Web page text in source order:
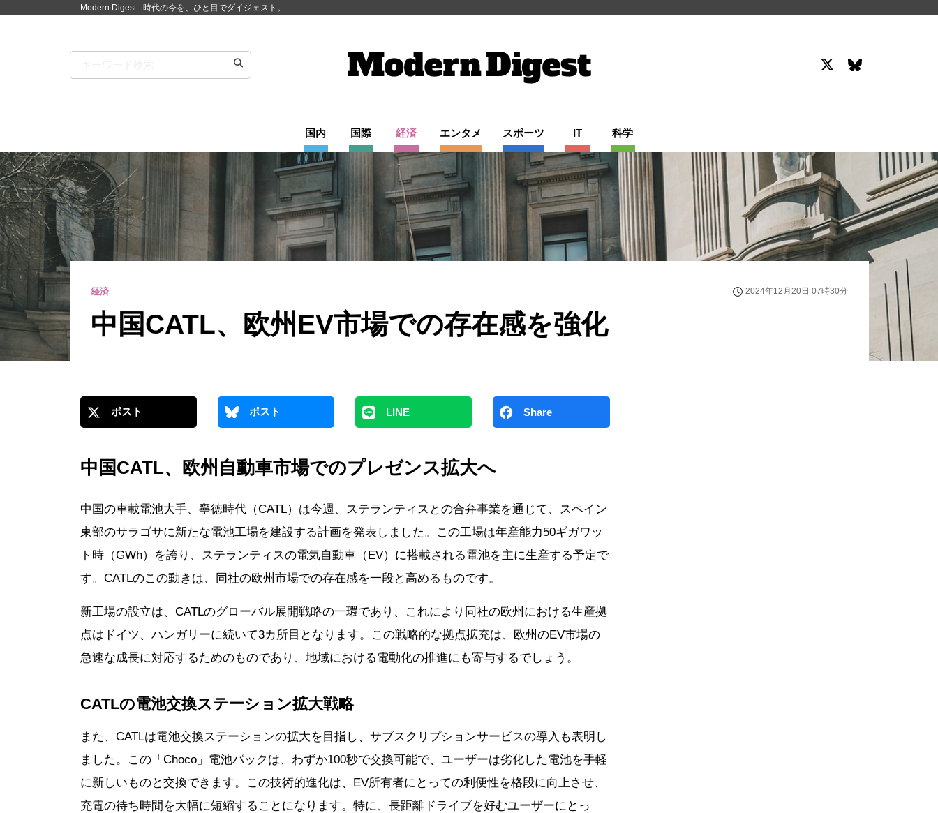
Modern Digest - 時代の今を、ひと目でダイジェスト。
国内 国際 経済 エンタメ スポーツ IT 科学
経済 2024年12月20日 07時30分
中国CATL、欧州EV市場での存在感を強化
ポスト ポスト LINE Share
中国CATL、欧州自動車市場でのプレゼンス拡大へ
中国の車載電池大手、寧徳時代（CATL）は今週、ステランティスとの合弁事業を通じて、スペイン
東部のサラゴサに新たな電池工場を建設する計画を発表しました。この工場は年産能力50ギガワッ
ト時（GWh）を誇り、ステランティスの電気自動車（EV）に搭載される電池を主に生産する予定で
す。CATLのこの動きは、同社の欧州市場での存在感を一段と高めるものです。
新工場の設立は、CATLのグローバル展開戦略の一環であり、これにより同社の欧州における生産拠
点はドイツ、ハンガリーに続いて3カ所目となります。この戦略的な拠点拡充は、欧州のEV市場の
急速な成長に対応するためのものであり、地域における電動化の推進にも寄与するでしょう。
CATLの電池交換ステーション拡大戦略
また、CATLは電池交換ステーションの拡大を目指し、サブスクリプションサービスの導入も表明し
ました。この「Choco」電池パックは、わずか100秒で交換可能で、ユーザーは劣化した電池を手軽
に新しいものと交換できます。この技術的進化は、EV所有者にとっての利便性を格段に向上させ、
充電の待ち時間を大幅に短縮することになります。特に、長距離ドライブを好むユーザーにとっ